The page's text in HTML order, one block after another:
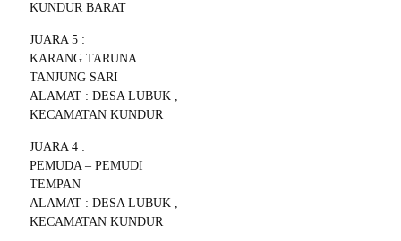
KUNDUR BARAT
JUARA 5 :
KARANG TARUNA
TANJUNG SARI
ALAMAT : DESA LUBUK ,
KECAMATAN KUNDUR
JUARA 4 :
PEMUDA – PEMUDI
TEMPAN
ALAMAT : DESA LUBUK ,
KECAMATAN KUNDUR